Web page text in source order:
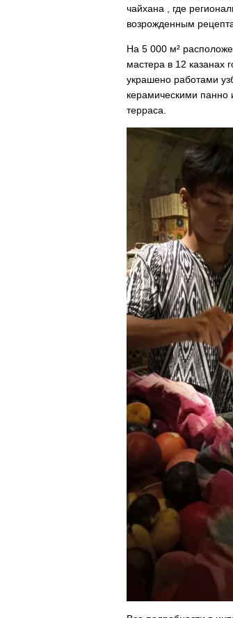
чайхана , где
возрожденным
На 5 000 м²
мастера в 12 казанах
украшено работами
керамическими панно
терраса.